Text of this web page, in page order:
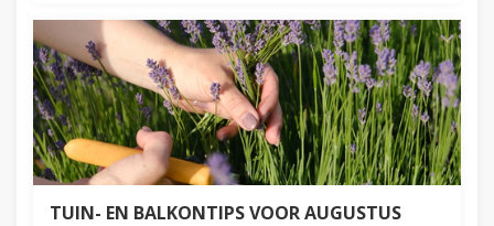
TUIN- EN BALKONTIPS VOOR AUGUSTUS